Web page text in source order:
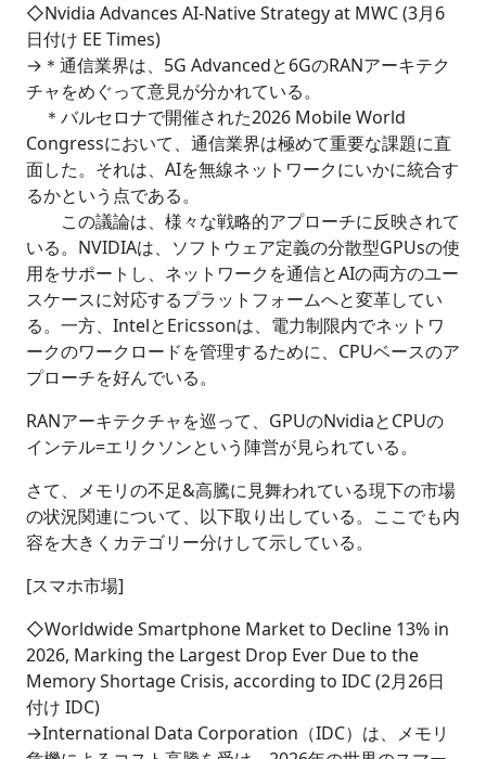
◇Nvidia Advances AI-Native Strategy at MWC (3月6
日付け EE Times)
→＊通信業界は、5G Advancedと6GのRANアーキテク
チャをめぐって意見が分かれている。
＊バルセロナで開催された2026 Mobile World
Congressにおいて、通信業界は極めて重要な課題に直
面した。それは、AIを無線ネットワークにいかに統合す
るかという点である。
この議論は、様々な戦略的アプローチに反映されて
いる。NVIDIAは、ソフトウェア定義の分散型GPUsの使
用をサポートし、ネットワークを通信とAIの両方のユー
スケースに対応するプラットフォームへと変革してい
る。一方、IntelとEricssonは、電力制限内でネットワ
ークのワークロードを管理するために、CPUベースのア
プローチを好んでいる。
RANアーキテクチャを巡って、GPUのNvidiaとCPUの
インテル=エリクソンという陣営が見られている。
さて、メモリの不足&高騰に見舞われている現下の市場
の状況関連について、以下取り出している。ここでも内
容を大きくカテゴリー分けして示している。
[スマホ市場]
◇Worldwide Smartphone Market to Decline 13% in
2026, Marking the Largest Drop Ever Due to the
Memory Shortage Crisis, according to IDC (2月26日
付け IDC)
→International Data Corporation（IDC）は、メモリ